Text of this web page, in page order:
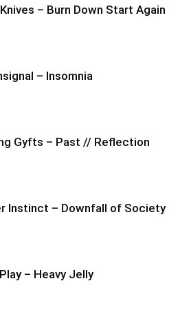
– Burn Down Start Again
– Insomnia
Gyfts – Past // Reflection
Instinct – Downfall of Society
– Heavy Jelly